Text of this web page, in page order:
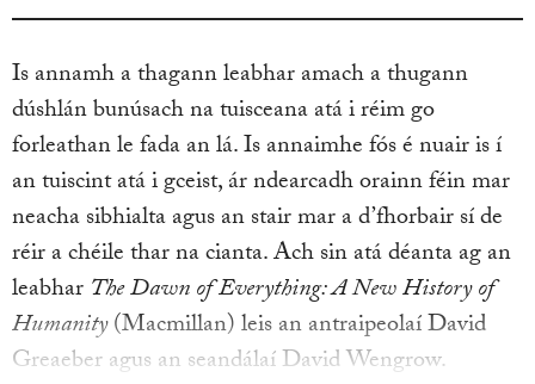
Is annamh a thagann leabhar amach a thugann
dúshlán bunúsach na tuisceana atá i réim go
forleathan le fada an lá. Is annaimhe fós é nuair is í
an tuiscint atá i gceist, ár ndearcadh orainn féin mar
neacha sibhialta agus an stair mar a d’fhorbair sí de
réir a chéile thar na cianta. Ach sin atá déanta ag an
leabhar The Dawn of Everything: A New History of
Humanity(Macmillan) leis an antraipeolaí David
Greaeber agus an seandálaí David Wengrow.